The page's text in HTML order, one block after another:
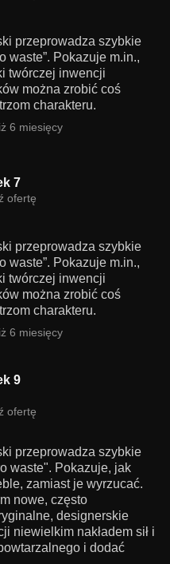
przeprowadza szybkie
waste”. Pokazuje m.in.,
twórczej inwencji
można zrobić coś
charakteru.
6 miesięcy
7
ofertę
przeprowadza szybkie
waste”. Pokazuje m.in.,
twórczej inwencji
można zrobić coś
charakteru.
6 miesięcy
9
ofertę
przeprowadza szybkie
waste". Pokazuje, jak
zamiast je wyrzucać.
nowe, często
designerskie
niewielkim nakładem sił i
i dodać